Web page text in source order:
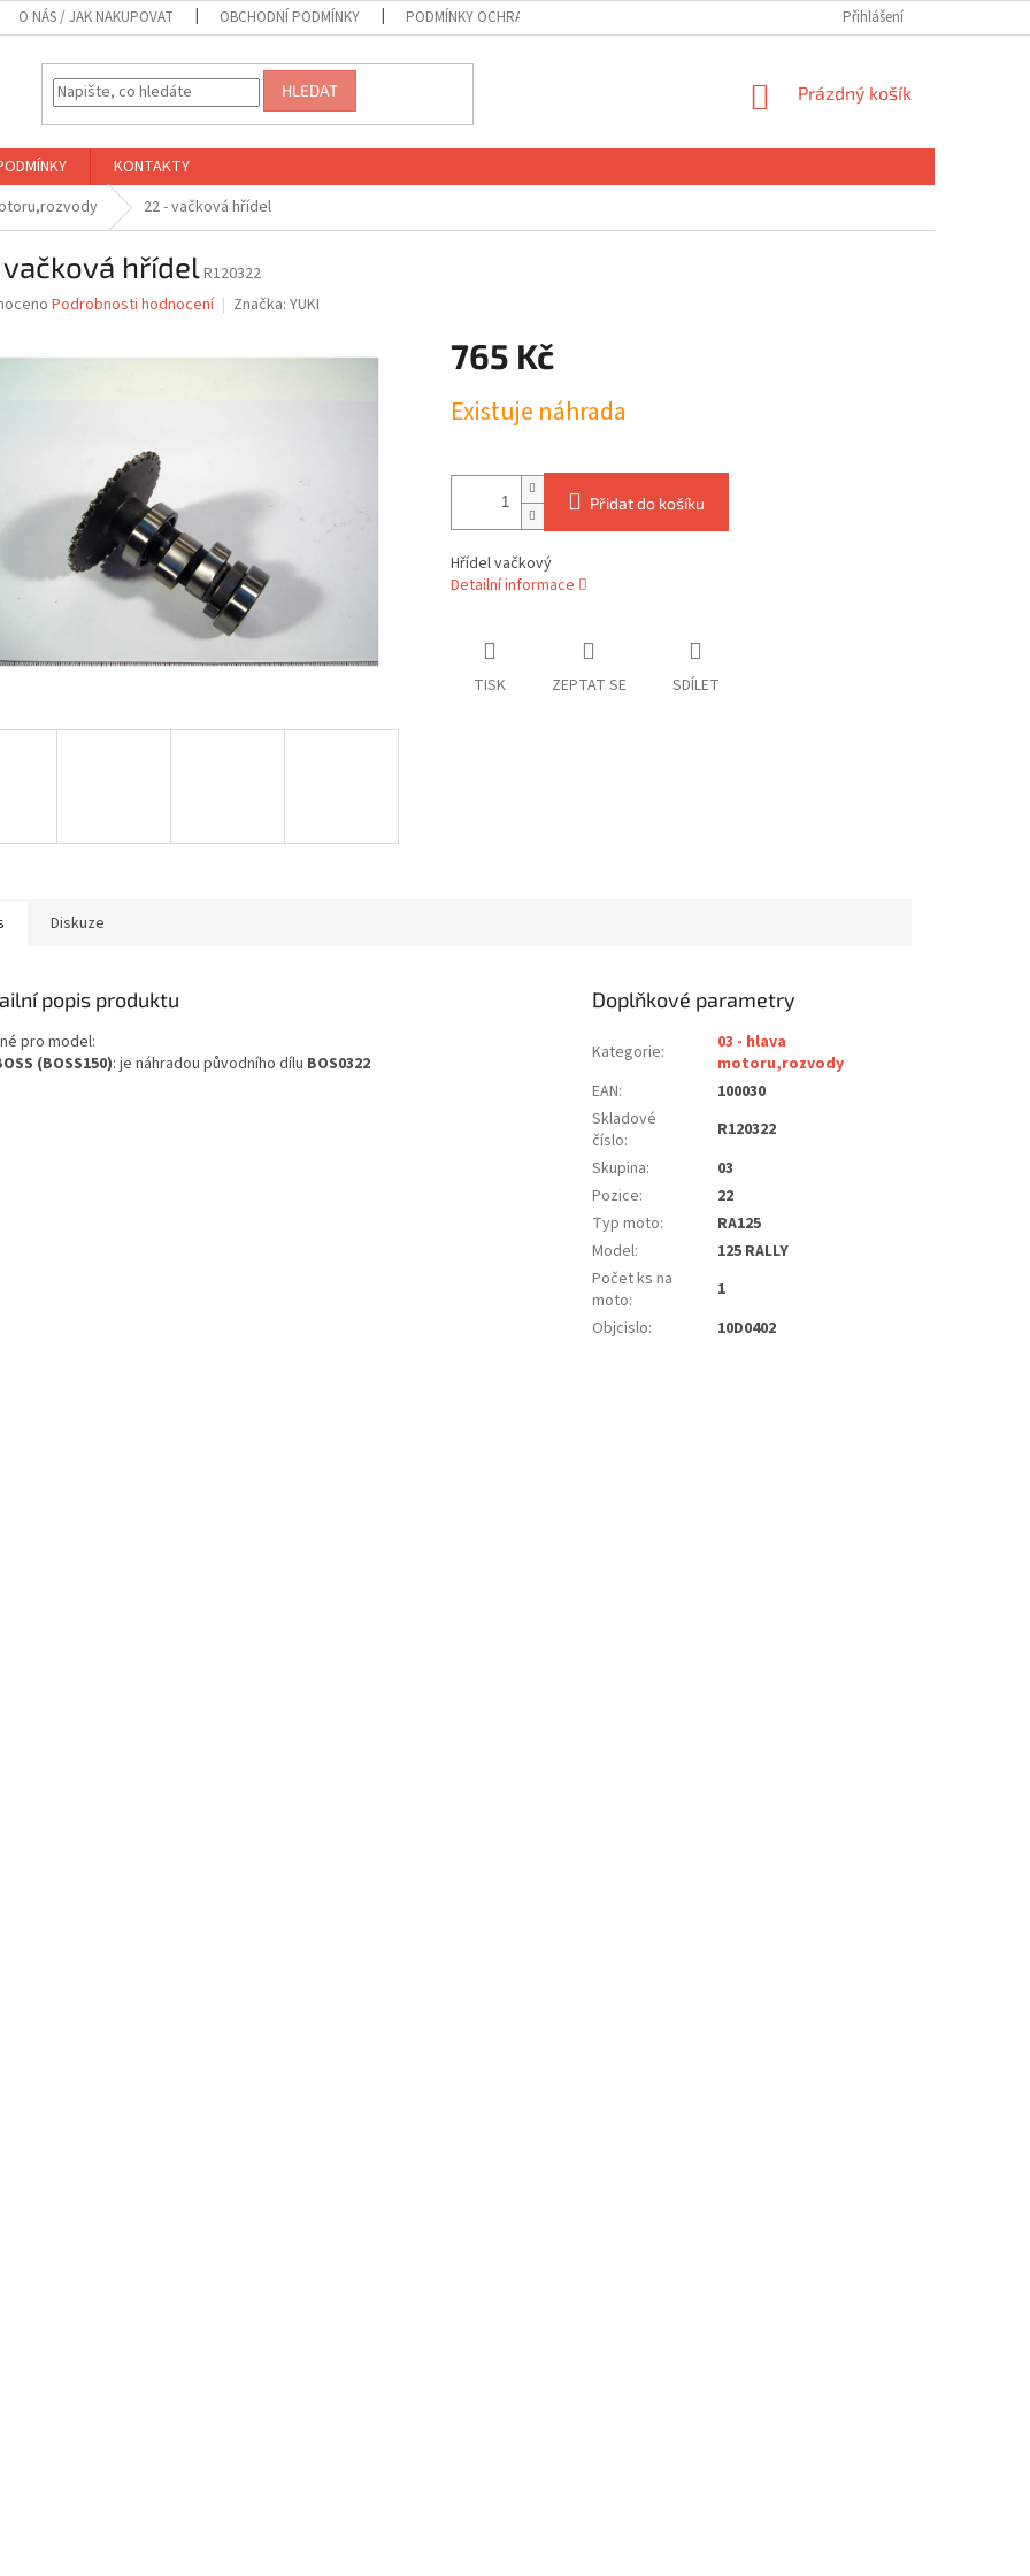
O NÁS / JAK NAKUPOVAT OBCHODNÍ PODMÍNKY PODMÍNKY OCHRANY OSOBNÍCH ÚDAJŮ Přihlášení
HLEDAT
NÁKUPNÍ
Prázdný košík
KONTAKTY
22 - vačková hřídel
hřídelR120322
Podrobnosti hodnocení Značka: YUKI
765 Kč
cena:
Existuje náhrada
Přidat do košíku
Hřídel vačkový
Detailní informace
TISK ZEPTAT SE SDÍLET
Diskuze
popis produktu
pro model:
(BOSS150): je náhradou původního dílu BOS0322
Doplňkové parametry
Kategorie:
03 - hlava
motoru,rozvody
EAN:
100030
Skladové
číslo:
R120322
Skupina:
03
Pozice:
22
Typ moto:
RA125
Model:
125 RALLY
Počet ks na
moto:
1
Objcislo: 10D0402